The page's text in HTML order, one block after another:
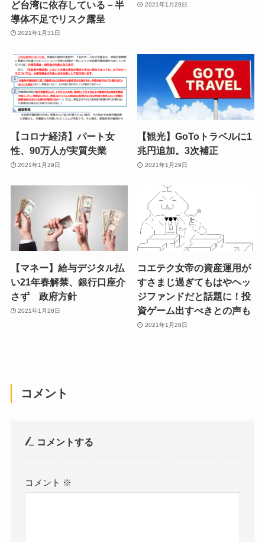
ど台湾に依存している－半
導体不足でリスク露呈
2021年1月31日
2021年1月29日
【コロナ経済】パート女
性、90万人が実質失業
2021年1月29日
【観光】GoToトラベルに1
兆円追加。3次補正
2021年1月29日
【マネー】給与デジタル払
い21年春解禁、銀行口座介
さず 政府方針
2021年1月28日
コエテク女帝の資産運用が
すさまじ過ぎてもはやヘッ
ジファンドだと話題に！投
資ゲーム出すべきとの声も
2021年1月28日
コメント
コメントする
コメント ※